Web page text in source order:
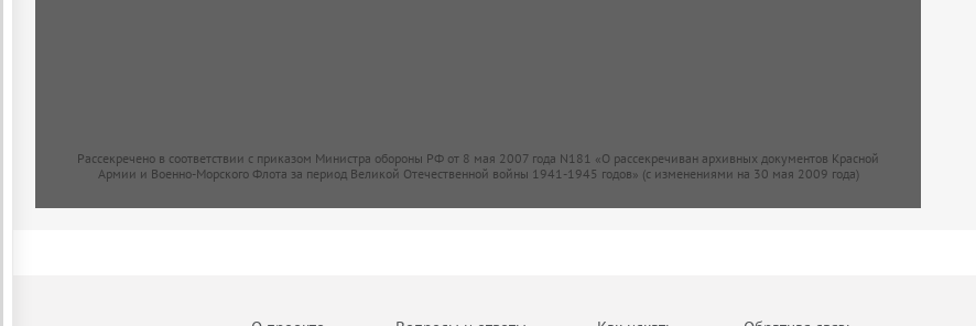
Рассекречено в соответствии с приказом Министра обороны РФ от 8 мая 2007 года N181 «О рассекречиван архивных документов Красной
Армии и Военно-Морского Флота за период Великой Отечественной войны 1941-1945 годов» (с изменениями на 30 мая 2009 года)